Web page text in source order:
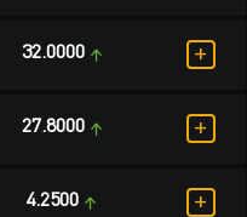
32.0000 +
27.8000 +
4.2500 +